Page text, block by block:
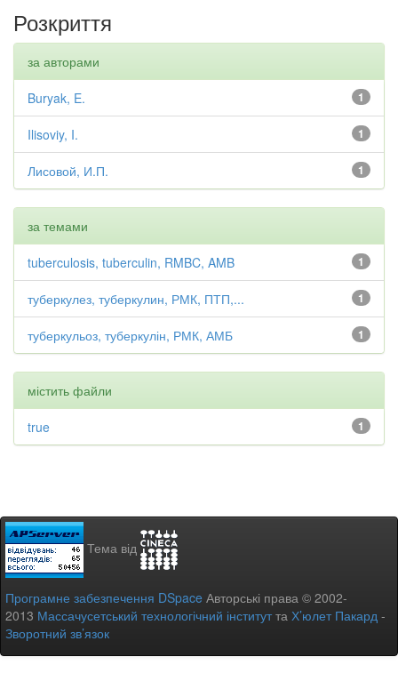
Розкриття
за авторами
1
Buryak, E.
1
Ilisoviy, I.
1
Лисовой, И.П.
за темами
1
tuberculosis, tuberculin, RMBC, AMB
1
туберкулез, туберкулин, РМК, ПТП,...
1
туберкульоз, туберкулін, РМК, АМБ
містить файли
1
true
Тема від
Програмне забезпечення DSpace Авторські права © 2002-
2013 Массачусетський технологічний інститутта Х’юлет Пакард -
Зворотний зв’язок